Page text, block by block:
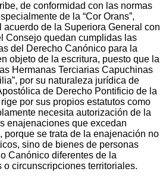
de conformidad con las normas
de la “Cor Orans”,
acuerdo de la Superiora General con
Consejo quedan cumplidas las
del Derecho Canónico para la
objeto de la escritura, puesto que la
Hermanas Terciarias Capuchinas
por su naturaleza jurídica de
de Derecho Pontificio de la
por sus propios estatutos como
necesita autorización de la
enajenaciones que excedan
porque se trata de la enajenación no
sino de bienes de personas
Canónico diferentes de la
o circunscripciones territoriales.